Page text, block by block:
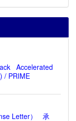
Accelerated
/ PRIME
Letter）
承